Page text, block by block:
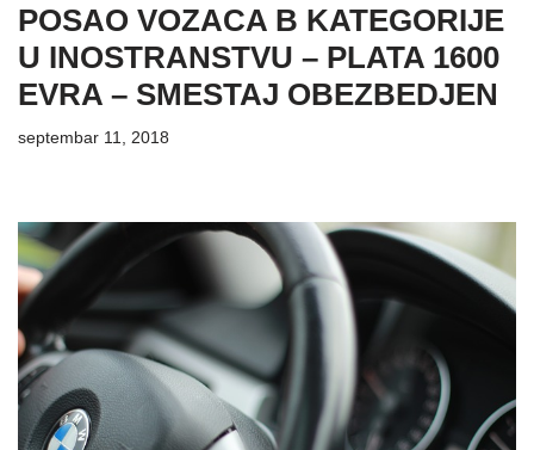
POSAO VOZACA B KATEGORIJE
U INOSTRANSTVU – PLATA 1600
EVRA – SMESTAJ OBEZBEDJEN
septembar 11, 2018